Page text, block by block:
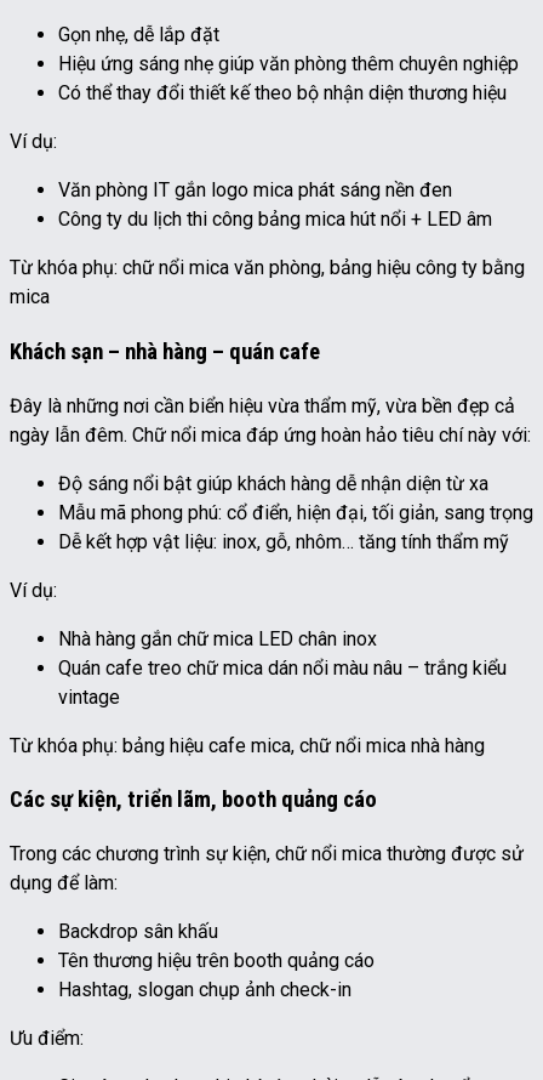
Gọn nhẹ, dễ lắp đặt
Hiệu ứng sáng nhẹ giúp văn phòng thêm chuyên nghiệp
Có thể thay đổi thiết kế theo bộ nhận diện thương hiệu
Ví dụ:
Văn phòng IT gắn logo mica phát sáng nền đen
Công ty du lịch thi công bảng mica hút nổi + LED âm
Từ khóa phụ: chữ nổi mica văn phòng, bảng hiệu công ty bằng
mica
Khách sạn – nhà hàng – quán cafe
Đây là những nơi cần biển hiệu vừa thẩm mỹ, vừa bền đẹp cả
ngày lẫn đêm. Chữ nổi mica đáp ứng hoàn hảo tiêu chí này với:
Độ sáng nổi bật giúp khách hàng dễ nhận diện từ xa
Mẫu mã phong phú: cổ điển, hiện đại, tối giản, sang trọng
Dễ kết hợp vật liệu: inox, gỗ, nhôm… tăng tính thẩm mỹ
Ví dụ:
Nhà hàng gắn chữ mica LED chân inox
Quán cafe treo chữ mica dán nổi màu nâu – trắng kiểu
vintage
Từ khóa phụ: bảng hiệu cafe mica, chữ nổi mica nhà hàng
Các sự kiện, triển lãm, booth quảng cáo
Trong các chương trình sự kiện, chữ nổi mica thường được sử
dụng để làm:
Backdrop sân khấu
Tên thương hiệu trên booth quảng cáo
Hashtag, slogan chụp ảnh check-in
Ưu điểm: